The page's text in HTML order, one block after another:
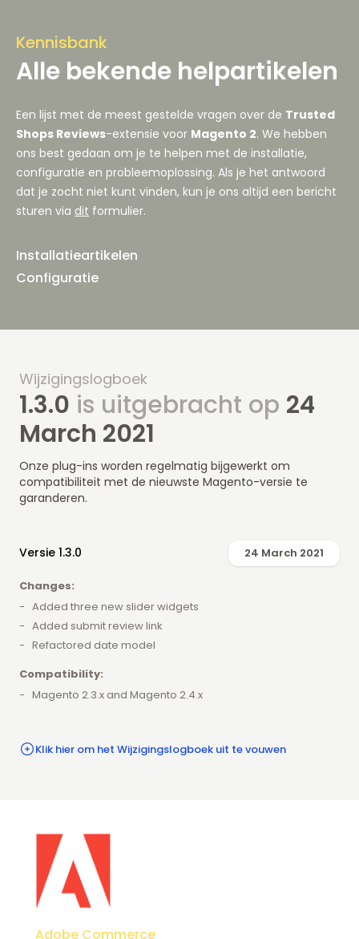
Kennisbank
Alle bekende helpartikelen
Een lijst met de meest gestelde vragen over de Trusted
Shops Reviews-extensie voor Magento 2. We hebben
ons best gedaan om je te helpen met de installatie,
configuratie en probleemoplossing. Als je het antwoord
dat je zocht niet kunt vinden, kun je ons altijd een bericht
sturen via dit formulier.
Installatieartikelen
Configuratie
Wijzigingslogboek
1.3.0 is uitgebracht op 24
March 2021
Onze plug-ins worden regelmatig bijgewerkt om
compatibiliteit met de nieuwste Magento-versie te
garanderen.
Versie 1.3.0 24 March 2021
Changes:
Added three new slider widgets
Added submit review link
Refactored date model
Compatibility:
Magento 2.3.x and Magento 2.4.x
Klik hier om het Wijzigingslogboek uit te vouwen
Adobe Commerce